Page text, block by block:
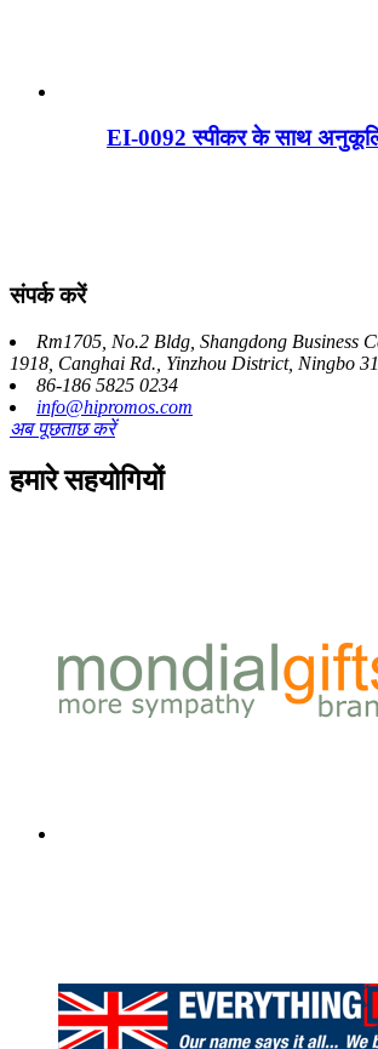
EI-0092 स्पीकर के साथ
संपर्क करें
Rm1705, No.2 Bldg, Shangdong Business
1918, Canghai Rd., Yinzhou District, Ningbo
86-186 5825 0234
info@hipromos.com
अब पूछताछ करें
हमारे सहयोगियों